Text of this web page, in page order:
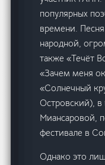
популярных
времени.
народной,
также «Течёт
«Зачем меня
«Солнечный
Островский),
Миансаровой,
фестивале в
Однако это